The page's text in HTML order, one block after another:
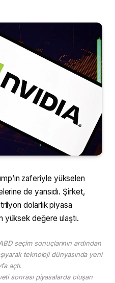
zaferiyle yükselen
de yansıdı. Şirket,
dolarlık piyasa
yüksek değere ulaştı.
seçim sonuçlarının ardından
teknoloji dünyasında yeni
açtı.
sonrası piyasalarda oluşan